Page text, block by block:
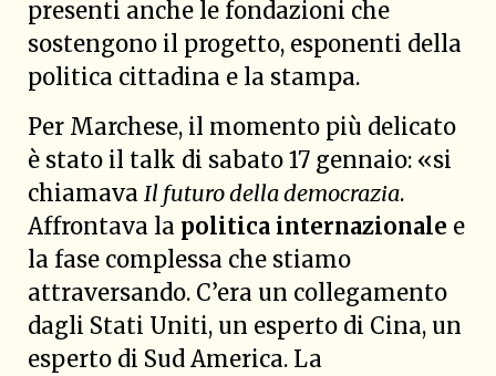
presenti anche le fondazioni che
sostengono il progetto, esponenti della
politica cittadina e la stampa.
Per Marchese, il momento più delicato
è stato il talk di sabato 17 gennaio: «si
chiamava Il futuro della democrazia.
Affrontava la politica internazionale e
la fase complessa che stiamo
attraversando. C’era un collegamento
dagli Stati Uniti, un esperto di Cina, un
esperto di Sud America. La